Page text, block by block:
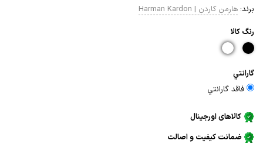
برند: هارمن کاردن | Harman Kardon
رنگ كالا
گارانتي
فاقد گارانتي
کالاهای اورجینال
ضمانت کیفیت و اصالت